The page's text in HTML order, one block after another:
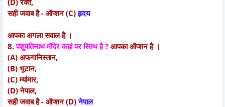
सही जवाब है - ऑप्शन (C)हृदय
आपका अगला सवाल है ।
8.पशुपतिनाथ मंदिर कहां पर स्तिथ है ? आपका ऑप्शन है ।
(A) अफगानिस्तान,
(B) भूटान,
(C) म्यांमार,
(D) नेपाल,
सही जवाब है - ऑप्शन (D)नेपाल